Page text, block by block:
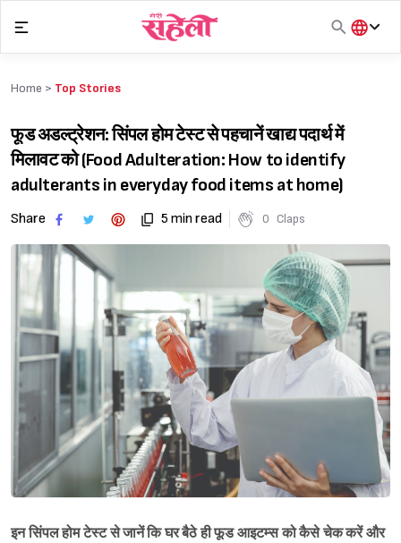
content
हिंदी
Home > Top Stories
फूड अडल्ट्रेशन: सिंपल होम टेस्ट से पहचानें खाद्य पदार्थ में
मिलावट को (Food Adulteration: How to identify
adulterants in everyday food items at home)
Share 5 min read 0 Claps
इन सिंपल होम टेस्ट से जानें कि घर बैठे ही फूड आइटम्स को कैसे चेक करें और